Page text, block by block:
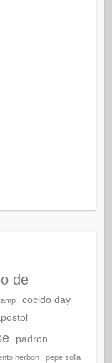
de
cocido day
padron
herbon pepe solla